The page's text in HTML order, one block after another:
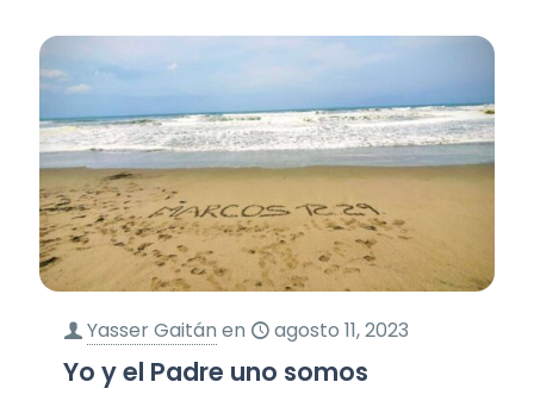
Yasser Gaitán en agosto 11, 2023
Yo y el Padre uno somos